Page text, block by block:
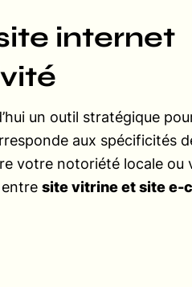
internet
un outil stratégique
aux spécificités
votre notoriété locale ou
site vitrine et site e-